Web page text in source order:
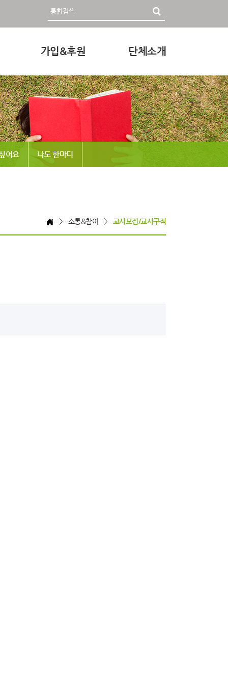
료
가입&후원
회원가입 및 후원안내
단체소개
인사말
미션과 비전
조직
정관 & 재정
어요 나도 한마디
> 소통&참여 > 교사모집/교사구직